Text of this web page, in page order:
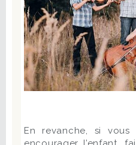
En revanche, si vous